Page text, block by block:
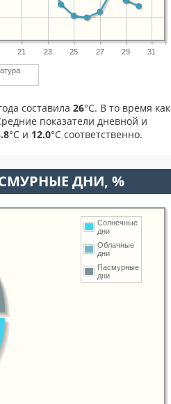
21 23 25 27 29 31
составила 26°С. В то время как
показатели дневной и
°С и 12.0°С соответственно.
ДНИ, %
Солнечные
дни
Облачные
дни
Пасмурные
дни